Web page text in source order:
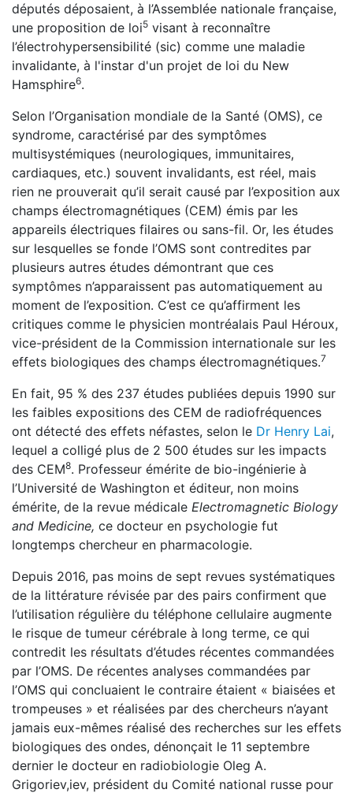
députés déposaient, à l’Assemblée nationale française,
une proposition de loi5 visant à reconnaître
l’électrohypersensibilité (sic) comme une maladie
invalidante, à l'instar d'un projet de loi du New
Hamsphire6.
Selon l’Organisation mondiale de la Santé (OMS), ce
syndrome, caractérisé par des symptômes
multisystémiques (neurologiques, immunitaires,
cardiaques, etc.) souvent invalidants, est réel, mais
rien ne prouverait qu’il serait causé par l’exposition aux
champs électromagnétiques (CEM) émis par les
appareils électriques filaires ou sans-fil. Or, les études
sur lesquelles se fonde l’OMS sont contredites par
plusieurs autres études démontrant que ces
symptômes n’apparaissent pas automatiquement au
moment de l’exposition. C’est ce qu’affirment les
critiques comme le physicien montréalais Paul Héroux,
vice-président de la Commission internationale sur les
effets biologiques des champs électromagnétiques.7
En fait, 95 % des 237 études publiées depuis 1990 sur
les faibles expositions des CEM de radiofréquences
ont détecté des effets néfastes, selon le Dr Henry Lai,
lequel a colligé plus de 2 500 études sur les impacts
des CEM8. Professeur émérite de bio-ingénierie à
l’Université de Washington et éditeur, non moins
émérite, de la revue médicale Electromagnetic Biology
and Medicine, ce docteur en psychologie fut
longtemps chercheur en pharmacologie.
Depuis 2016, pas moins de sept revues systématiques
de la littérature révisée par des pairs confirment que
l’utilisation régulière du téléphone cellulaire augmente
le risque de tumeur cérébrale à long terme, ce qui
contredit les résultats d’études récentes commandées
par l’OMS. De récentes analyses commandées par
l’OMS qui concluaient le contraire étaient « biaisées et
trompeuses » et réalisées par des chercheurs n’ayant
jamais eux-mêmes réalisé des recherches sur les effets
biologiques des ondes, dénonçait le 11 septembre
dernier le docteur en radiobiologie Oleg A.
Grigoriev,iev, président du Comité national russe pour